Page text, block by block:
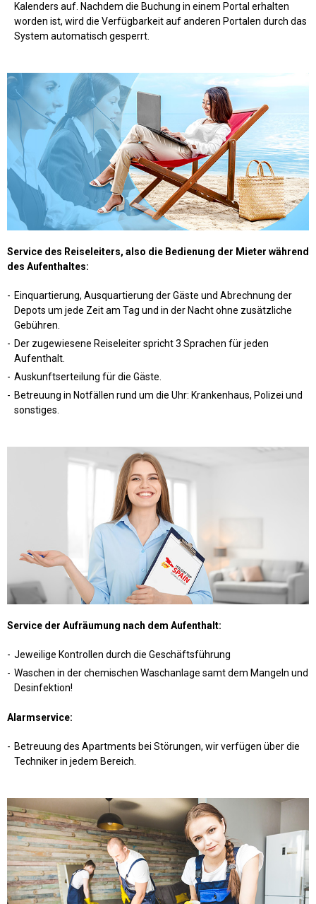
Kalenders auf. Nachdem die Buchung in einem Portal erhalten
worden ist, wird die Verfügbarkeit auf anderen Portalen durch das
System automatisch gesperrt.
Service des Reiseleiters, also die Bedienung der Mieter während
des Aufenthaltes:
Einquartierung, Ausquartierung der Gäste und Abrechnung der
Depots um jede Zeit am Tag und in der Nacht ohne zusätzliche
Gebühren.
Der zugewiesene Reiseleiter spricht 3 Sprachen für jeden
Aufenthalt.
Auskunftserteilung für die Gäste.
Betreuung in Notfällen rund um die Uhr: Krankenhaus, Polizei und
sonstiges.
Service der Aufräumung nach dem Aufenthalt:
Jeweilige Kontrollen durch die Geschäftsführung
Waschen in der chemischen Waschanlage samt dem Mangeln und
Desinfektion!
Alarmservice:
Betreuung des Apartments bei Störungen, wir verfügen über die
Techniker in jedem Bereich.